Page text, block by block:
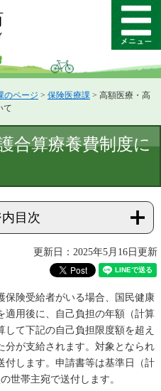
メ
ニ
ー
のページ > 保険医療課 > 高額医療・高
て
合算療養費制度に
目次
更新日：2025年5月16日更新
険受給者がいる場合、国民健康
適用後に、自己負担の年額（計算
て下記の自己負担限度額を超え
分が支給されます。対象となられ
付します。申請書等は基準日（計
世帯主宛で送付します。